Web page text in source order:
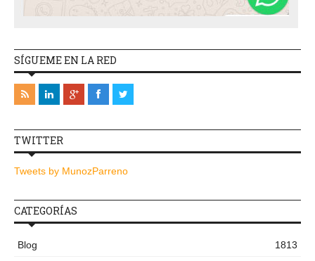
SÍGUEME EN LA RED
TWITTER
Tweets by MunozParreno
CATEGORÍAS
Blog
1813